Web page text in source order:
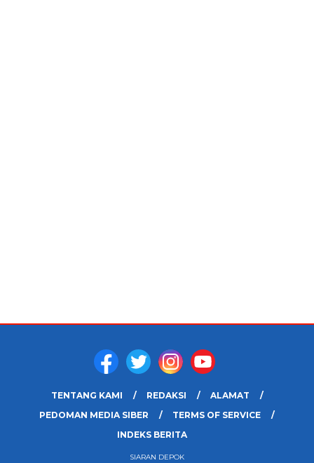
TENTANG KAMI REDAKSI
ALAMAT
PEDOMAN MEDIA SIBER
TERMS OF SERVICE
INDEKS BERITA
SIARAN DEPOK